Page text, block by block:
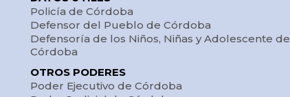
Policía de Córdoba
Defensor del Pueblo de Córdoba
Defensoría de los Niños, Niñas y Adolescente de
Córdoba
OTROS PODERES
Poder Ejecutivo de Córdoba